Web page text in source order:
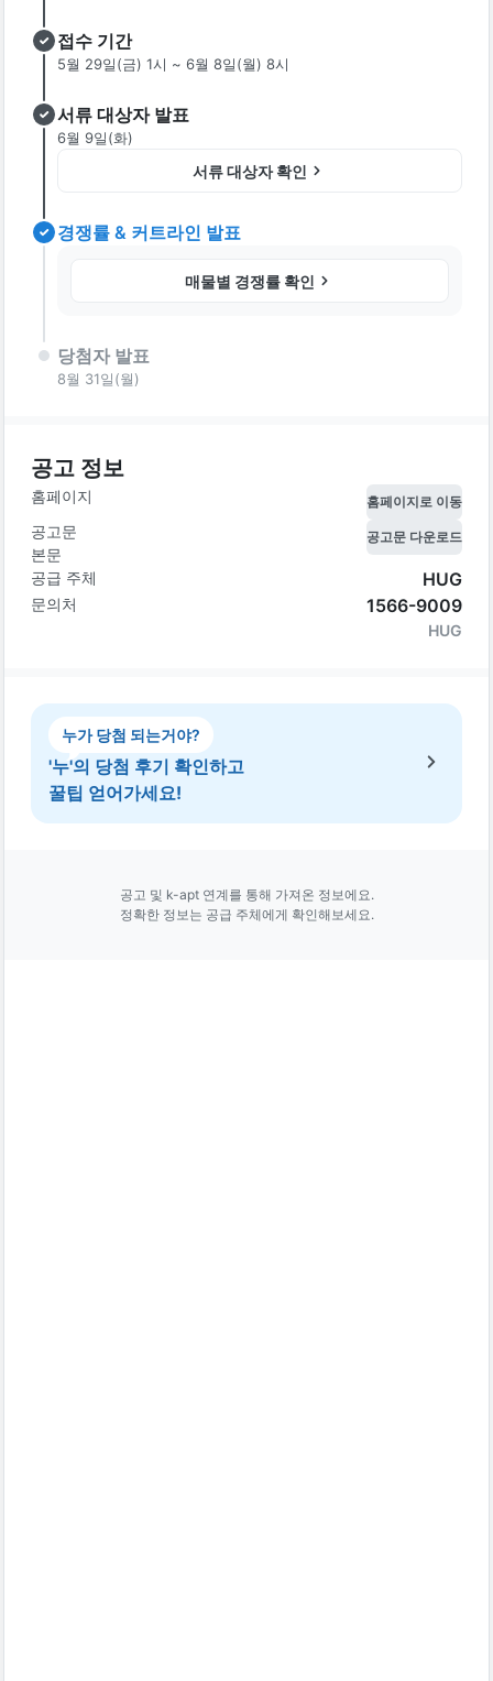
접수 기간
5월 29일(금) 1시 ~ 6월 8일(월) 8시
서류 대상자 발표
6월 9일(화)
서류 대상자 확인
경쟁률 & 커트라인 발표
매물별 경쟁률 확인
당첨자 발표
8월 31일(월)
공고 정보
홈페이지 홈페이지로 이동
공고문
본문
공고문 다운로드
공급 주체 HUG
문의처 1566-9009
HUG
누가 당첨 되는거야?
'누'의 당첨 후기 확인하고
꿀팁 얻어가세요!
공고 및 k-apt 연계를 통해 가져온 정보에요.
정확한 정보는 공급 주체에게 확인해보세요.